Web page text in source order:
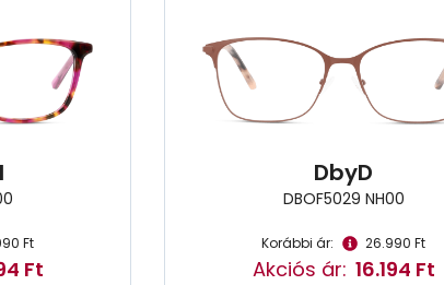
Ft
Ft
DbyD
DBOF5029 NH00
Korábbi ár: 26.990 Ft
Akciós ár: 16.194 Ft